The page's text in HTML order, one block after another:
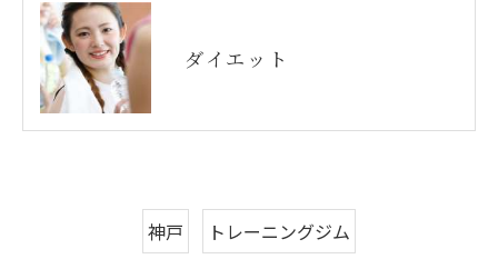
ダイエット
神戸 トレーニングジム